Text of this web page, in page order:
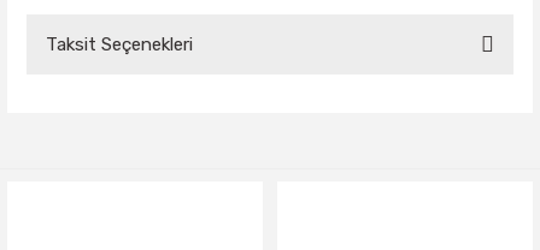
Taksit Seçenekleri